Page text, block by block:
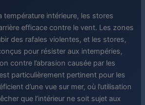
température intérieure, les stores
efficace contre le vent. Les zones
des rafales violentes, et les stores,
pour résister aux intempéries,
contre l’abrasion causée par les
particulièrement pertinent pour les
d’une vue sur mer, où l’utilisation
que l’intérieur ne soit sujet aux